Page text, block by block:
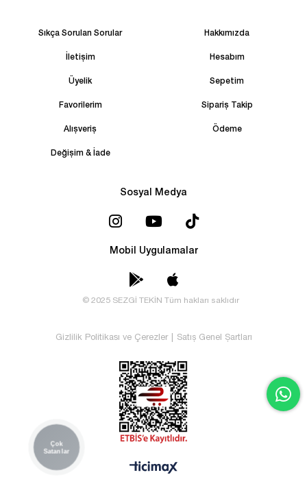
Sıkça Sorulan Sorular Hakkımızda
İletişim Hesabım
Üyelik Sepetim
Favorilerim Sipariş Takip
Alışveriş Ödeme
Değişim & İade
Sosyal Medya
Mobil Uygulamalar
© 2025 SEZGİ TEKİN Tüm hakları saklıdır
Gizlilik Politikası ve Çerezler Satış Genel Şartları
Çok
Satanlar